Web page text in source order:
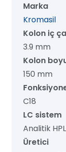
Kolon,
µm,
mm
mm,
1/pk
Marka
Kromasil
Kolon iç
3.9 mm
Kolon
150 mm
C18
LC sistem
Analitik
Üretici